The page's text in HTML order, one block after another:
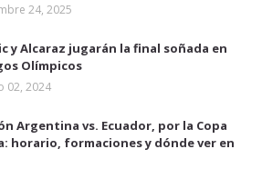
24, 2025
y Alcaraz jugarán la final soñada en
Olímpicos
02, 2024
Argentina vs. Ecuador, por la Copa
horario, formaciones y dónde ver en